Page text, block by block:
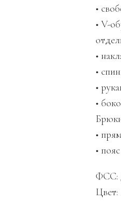
•
• V-
•
•
•
•
•
•
ФСС:
Цвет: